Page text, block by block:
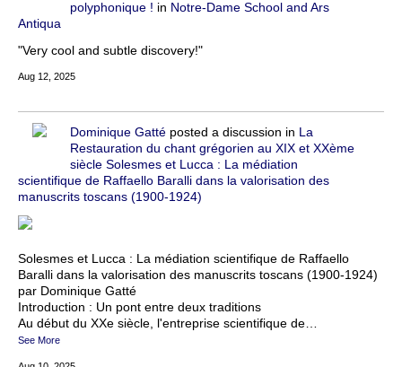
polyphonique ! in Notre-Dame School and Ars
Antiqua
"Very cool and subtle discovery!"
Aug 12, 2025
Dominique Gatté posted a discussion in La
Restauration du chant grégorien au XIX et XXème
siècle Solesmes et Lucca : La médiation
scientifique de Raffaello Baralli dans la valorisation des
manuscrits toscans (1900-1924)
Solesmes et Lucca : La médiation scientifique de Raffaello
Baralli dans la valorisation des manuscrits toscans (1900-1924)
par Dominique Gatté
Introduction : Un pont entre deux traditions
Au début du XXe siècle, l'entreprise scientifique de…
See More